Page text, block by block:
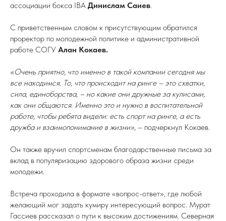
ассоциации бокса IBA Динислам Саиев.
С приветственным словом к присутствующим обратился
проректор по молодежной политике и административной
работе СОГУ Алан Кокаев.
«Очень приятно, что именно в такой компании сегодня мы
все находимся. То, что происходит на ринге – это схватки,
сила, единоборства, – но какие они дружные за кулисами,
как они общаются. Именно это и нужно в воспитательной
работе, чтобы ребята видели: есть спорт на ринге, а есть
дружба и взаимопонимание в жизни», – подчеркнул Кокаев.
Он также вручил спортсменам благодарственные письма за
вклад в популяризацию здорового образа жизни среди
молодежи.
Встреча проходила в формате «вопрос-ответ», где любой
желающий мог задать кумиру интересующий вопрос. Мурат
Гассиев рассказал о пути к высоким достижениям. Северная